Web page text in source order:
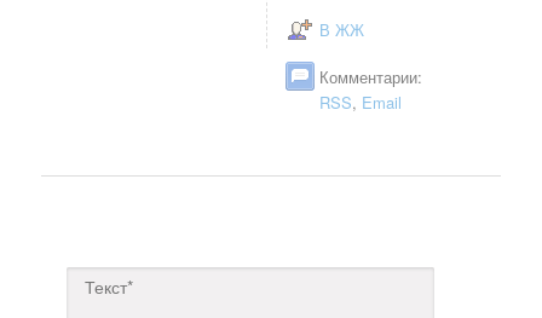
В ЖЖ
Комментарии:
RSS, Email